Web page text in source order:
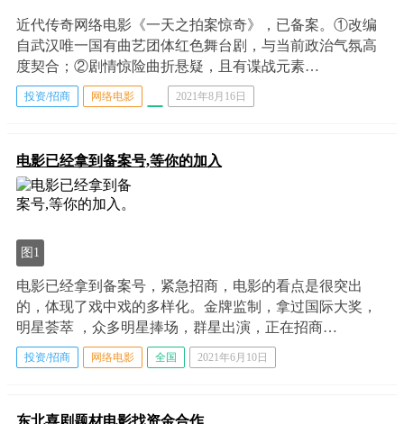
近代传奇网络电影《一天之拍案惊奇》，已备案。①改编
自武汉唯一国有曲艺团体红色舞台剧，与当前政治气氛高
度契合；②剧情惊险曲折悬疑，且有谍战元素…
投资/招商 网络电影 2021年8月16日
电影已经拿到备案号,等你的加入
图1
电影已经拿到备案号，紧急招商，电影的看点是很突出
的，体现了戏中戏的多样化。金牌监制，拿过国际大奖，
明星荟萃 ，众多明星捧场，群星出演，正在招商…
投资/招商 网络电影 全国 2021年6月10日